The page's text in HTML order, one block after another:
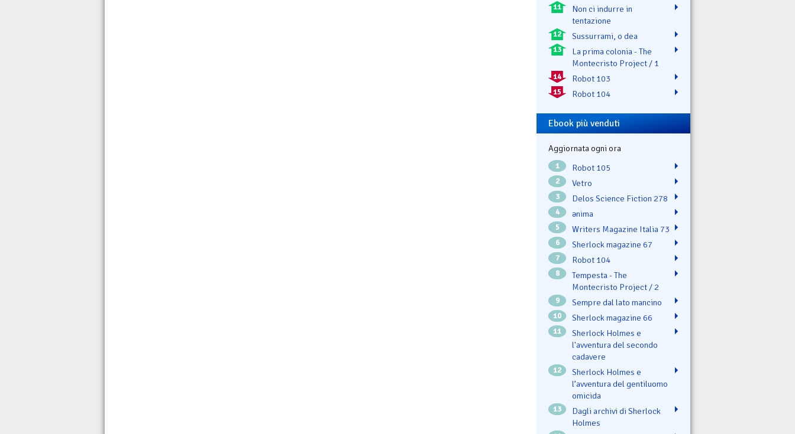
11
Non ci indurre in
tentazione
12 Sussurrami, o dea
13
La prima colonia - The
Montecristo Project / 1
14 Robot 103
15 Robot 104
Ebook più venduti
Aggiornata ogni ora
1 Robot 105
2 Vetro
3 Delos Science Fiction 278
4 ənima
5 Writers Magazine Italia 73
6 Sherlock magazine 67
7 Robot 104
8
Tempesta - The
Montecristo Project / 2
9 Sempre dal lato mancino
10 Sherlock magazine 66
11
Sherlock Holmes e
l'avventura del secondo
cadavere
12
Sherlock Holmes e
l’avventura del gentiluomo
omicida
13
Dagli archivi di Sherlock
Holmes